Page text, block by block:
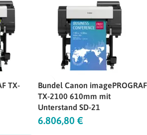
TX-
Bundel Canon imagePROGRAF
TX-2100 610mm mit
Unterstand SD-21
6.806,80 €